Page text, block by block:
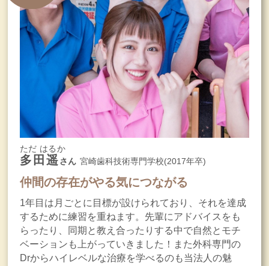
ただ はるか
多田遥 さん 宮崎歯科技術専門学校(2017年卒)
仲間の存在がやる気につながる
1年目は月ごとに目標が設けられており、それを達成
するために練習を重ねます。先輩にアドバイスをも
らったり、同期と教え合ったりする中で自然とモチ
ベーションも上がっていきました！また外科専門の
Drからハイレベルな治療を学べるのも当法人の魅